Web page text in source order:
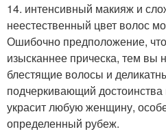
14. интенсивный макияж и
неестественный цвет волос
Ошибочно предположение,
изысканнее прическа, тем вы
блестящие волосы и
подчеркивающий достоинства
украсит любую женщину,
определенный рубеж.